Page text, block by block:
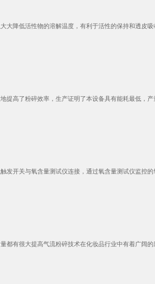
降低活性物的溶解温度，有利于活性的保持和透皮
高了粉碎效率，生产证明了本设备具有能耗最低，
开关与氧含量测试仪连接，通过氧含量测试仪监控
有很大提高气流粉碎技术在化妆品行业中有着广阔的